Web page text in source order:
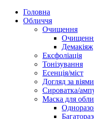
Головна
Обличчя
Очищення
Демакіяж
Ексфоліація
Тонізування
Есенція/міст
Догляд за
Сироватка/
Маска для